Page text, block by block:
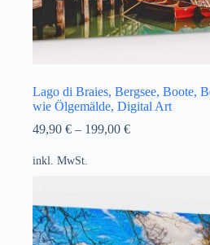
Lago di Braies, Bergsee, Boote,
wie Ölgemälde, Digital Art
49,90 € – 199,00 €
inkl. MwSt.